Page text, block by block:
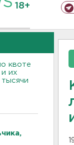
18+
квоте
их